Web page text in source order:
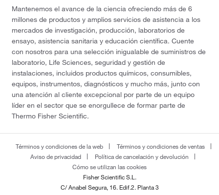
Mantenemos el avance de la ciencia ofreciendo más de 6
millones de productos y amplios servicios de asistencia a los
mercados de investigación, producción, laboratorios de
ensayo, asistencia sanitaria y educación científica. Cuente
con nosotros para una selección inigualable de suministros de
laboratorio, Life Sciences, seguridad y gestión de
instalaciones, incluidos productos químicos, consumibles,
equipos, instrumentos, diagnósticos y mucho más, junto con
una atención al cliente excepcional por parte de un equipo
líder en el sector que se enorgullece de formar parte de
Thermo Fisher Scientific.
Términos y condiciones de la web
Términos y condiciones de ventas
Aviso de privacidad
Política de cancelación y devolución
Cómo se utilizan las cookies
Fisher Scientific S.L.
C/ Anabel Segura, 16. Edif.2. Planta 3